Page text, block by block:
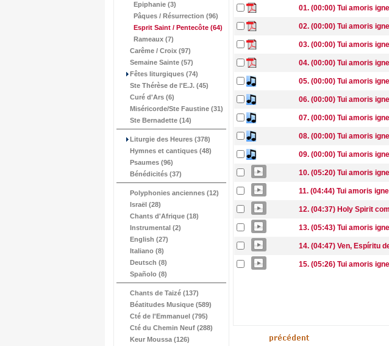
Epiphanie (3)
Pâques / Résurrection (96)
Esprit Saint / Pentecôte (64)
Rameaux (7)
Carême / Croix (97)
Semaine Sainte (57)
Fêtes liturgiques (74)
Ste Thérèse de l'E.J. (45)
Curé d'Ars (6)
Miséricorde/Ste Faustine (31)
Ste Bernadette (14)
Liturgie des Heures (378)
Hymnes et cantiques (48)
Psaumes (96)
Bénédicités (37)
Polyphonies anciennes (12)
Israël (28)
Chants d'Afrique (18)
Instrumental (2)
English (27)
Italiano (8)
Deutsch (8)
Spañolo (8)
Chants de Taizé (137)
Béatitudes Musique (589)
Cté de l'Emmanuel (795)
Cté du Chemin Neuf (288)
Keur Moussa (126)
01. (00:00) Tui amoris
02. (00:00) Tui amoris
03. (00:00) Tui amoris
04. (00:00) Tui amoris
05. (00:00) Tui amoris
06. (00:00) Tui amoris
07. (00:00) Tui amoris
08. (00:00) Tui amoris
09. (00:00) Tui amoris
10. (05:20) Tui amoris
11. (04:44) Tui amoris
12. (04:37) Holy Spirit
13. (05:43) Tui amoris
14. (04:47) Ven, Espíritu
15. (05:26) Tui amoris